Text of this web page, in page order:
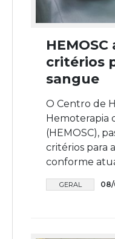
critérios
sangue
O Centro de
Hemoterapia
(HEMOSC),
critérios para
conforme
GERAL 08/